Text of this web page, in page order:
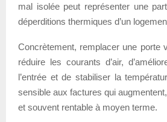
mal isolée peut représenter une
déperditions thermiques d’un
Concrètement, remplacer une porte
réduire les courants d’air,
l’entrée et de stabiliser la
sensible aux factures qui
et souvent rentable à moyen terme.